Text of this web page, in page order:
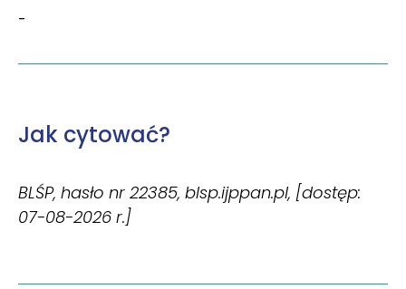
-
Jak cytować?
BLŚP, hasło nr 22385, blsp.ijppan.pl, [dostęp:
07-08-2026 r.]